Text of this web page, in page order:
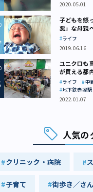
2020.05.01
子どもを怒
悪」な母親
ろの処方箋
ライフ
2019.06.16
ユニクロも
が買える都
ライフ 中
地下鉄赤塚駅
2022.01.07
人気の
クリニック・病院
子育て 街歩き／さ